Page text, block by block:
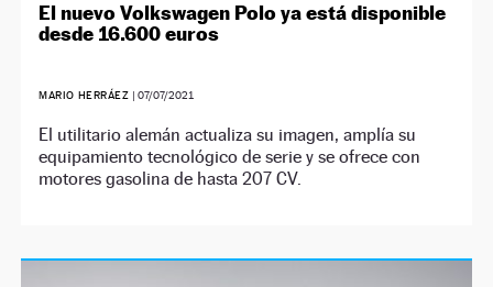
El nuevo Volkswagen Polo ya está disponible
desde 16.600 euros
MARIO HERRÁEZ | 07/07/2021
El utilitario alemán actualiza su imagen, amplía su
equipamiento tecnológico de serie y se ofrece con
motores gasolina de hasta 207 CV.